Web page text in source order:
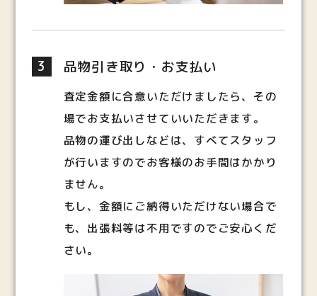
3 品物引き取り・お支払い
査定金額に合意いただけましたら、その
場でお支払いさせていいただきます。
品物の運び出しなどは、すべてスタッフ
が行いますのでお客様のお手間はかかり
ません。
もし、金額にご納得いただけない場合で
も、出張料等は不用ですのでご安心くだ
さい。